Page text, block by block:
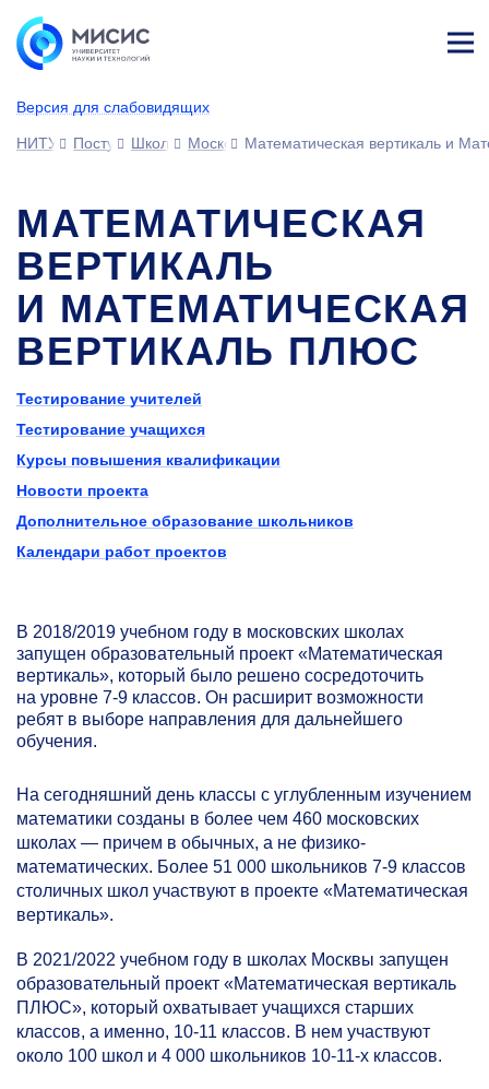
Версия для слабовидящих
ине
НИТУ МИСИСПоступающимШкольникамМосковские образовательные проекты
Математическая вертикаль и
МАТЕМАТИЧЕСКАЯ
ВЕРТИКАЛЬ
И МАТЕМАТИЧЕСКАЯ
ВЕРТИКАЛЬ ПЛЮС
Тестирование учителей
Тестирование учащихся
Курсы повышения квалификации
Новости проекта
Дополнительное образование школьников
Календари работ проектов
В 2018/2019 учебном году в московских школах
запущен образовательный проект «Математическая
вертикаль», который было решено сосредоточить
на уровне 7-9 классов. Он расширит возможности
ребят в выборе направления для дальнейшего
обучения.
На сегодняшний день классы с углубленным изучением
математики созданы в более чем 460 московских
школах — причем в обычных, а не физико-
математических. Более 51 000 школьников 7-9 классов
столичных школ участвуют в проекте «Математическая
вертикаль».
В 2021/2022 учебном году в школах Москвы запущен
образовательный проект «Математическая вертикаль
ПЛЮС», который охватывает учащихся старших
классов, а именно, 10-11 классов. В нем участвуют
около 100 школ и 4 000 школьников 10-11-х классов.